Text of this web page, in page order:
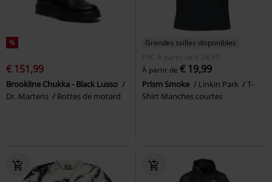
%
€ 151,99
Brookline Chukka - Black Lusso
Dr. Martens
Bottes de motard
Grandes tailles disponibles
PVC
À partir de € 24,99
À partir de € 19,99
Prism Smoke Linkin Park
T-
Shirt Manches courtes